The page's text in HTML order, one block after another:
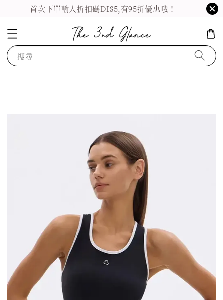
首次下單輸入折扣碼DIS5,有95折優惠哦！
搜尋